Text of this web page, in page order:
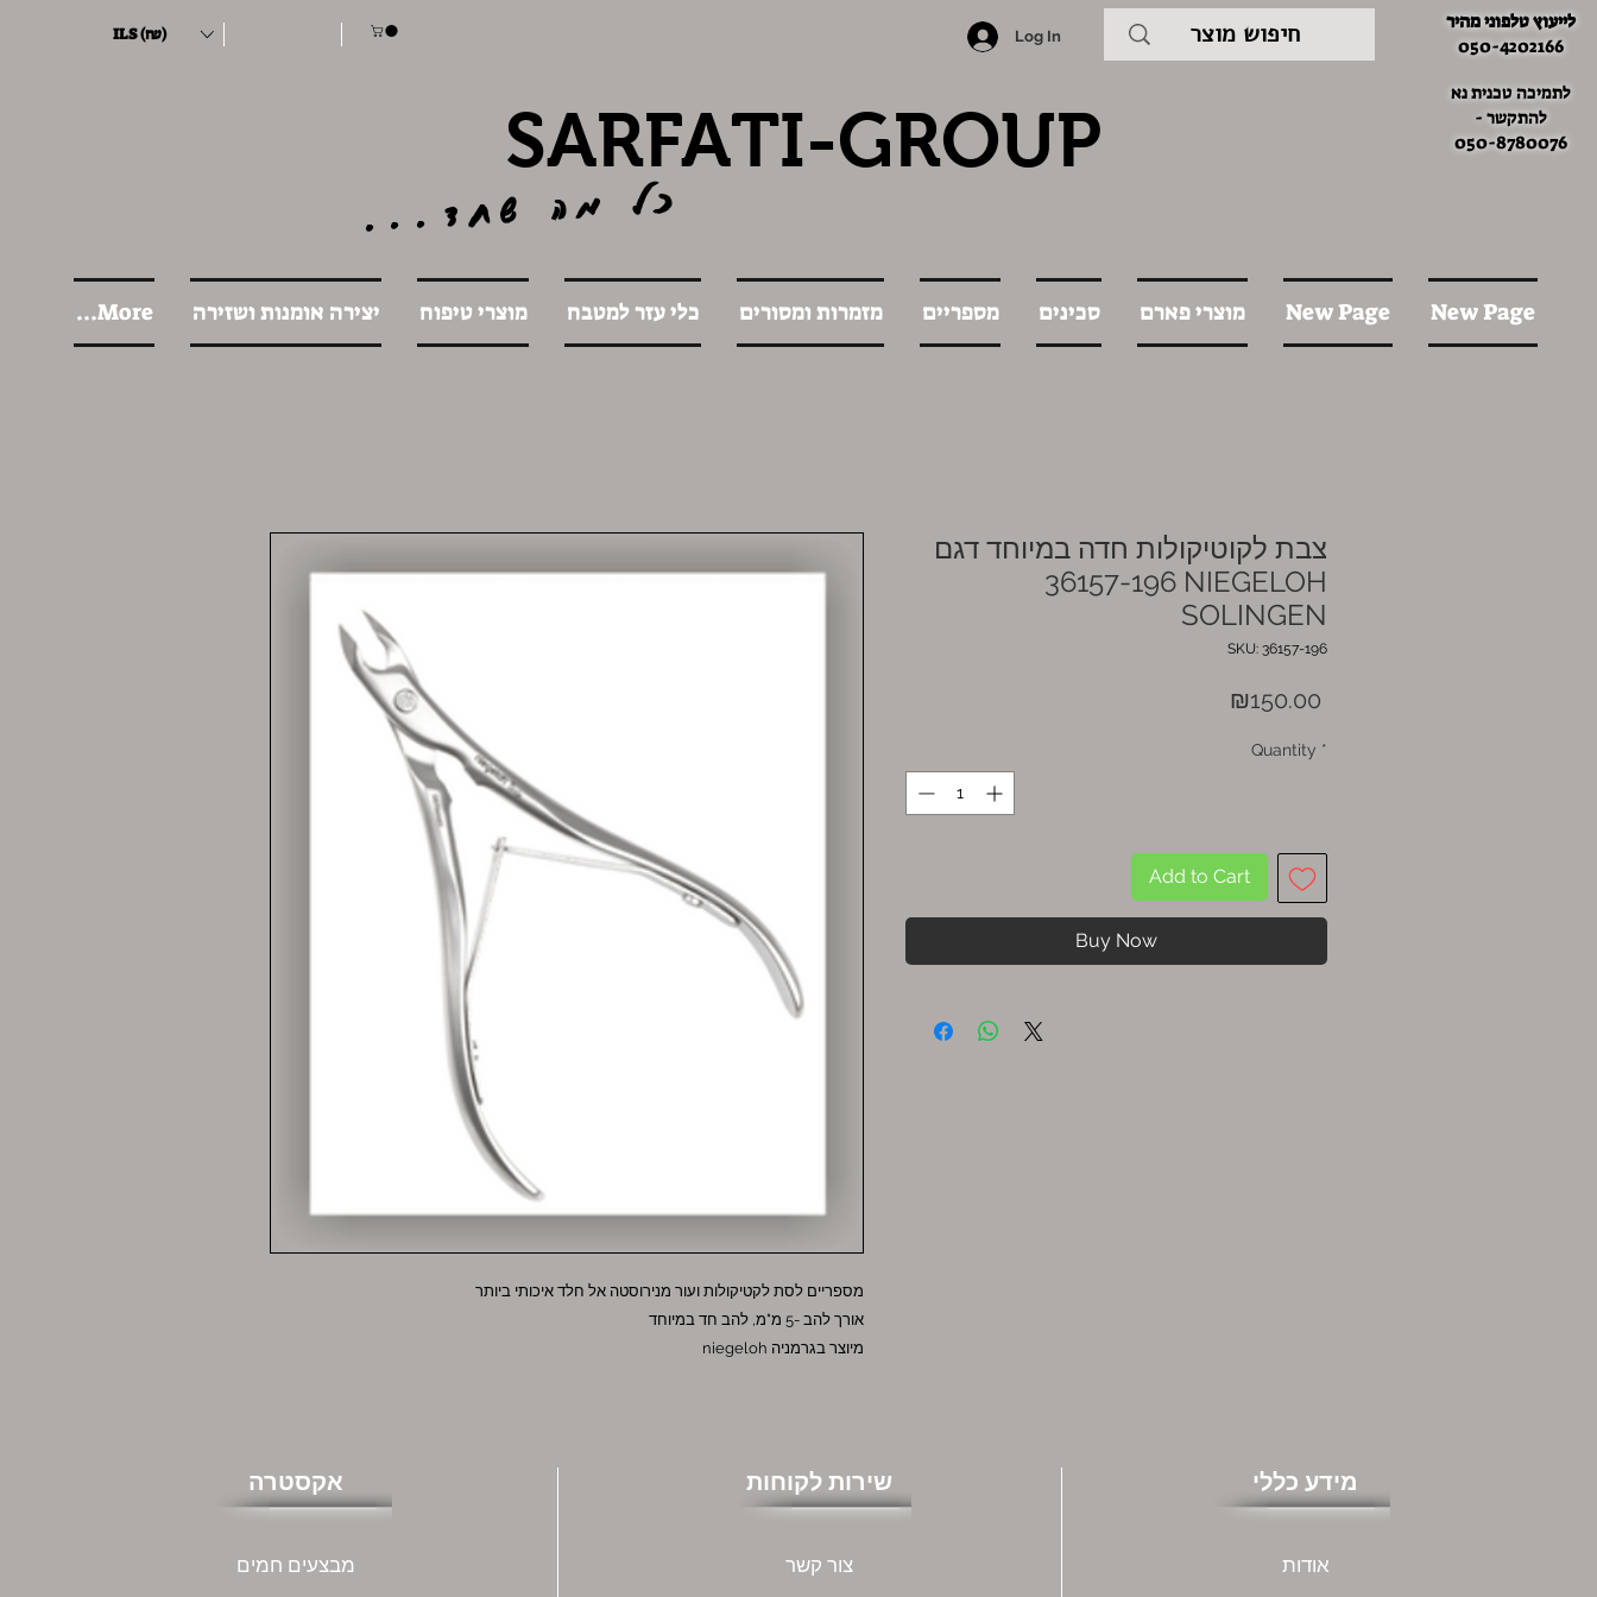
לייעוץ טלפוני מהיר
050-4202166
לתמיכה טכנית נא
להתקשר -
050-8780076
ILS (₪) Log In
SARFATI-GROUP
כל מה שחד...
New Page
New Page מוצרי פארם סכינים מספריים מזמרות ומסורים כלי עזר למטבח מוצרי טיפוח יצירה אומנות ושזירה More...
מספריים לסת לקטיקולות ועור מנירוסטה אל חלד איכותי ביותר
אורך להב -5 מ"מ, להב חד במיוחד
מיוצר בגרמניה niegeloh
צבת לקוטיקולות חדה במיוחד דגם
36157-196 NIEGELOH
SOLINGEN
SKU: 36157-196
₪150.00
Quantity *
Add to Cart
Buy Now
אקסטרה
מבצעים חמים
שירות לקוחות
צור קשר
מידע כללי
אודות